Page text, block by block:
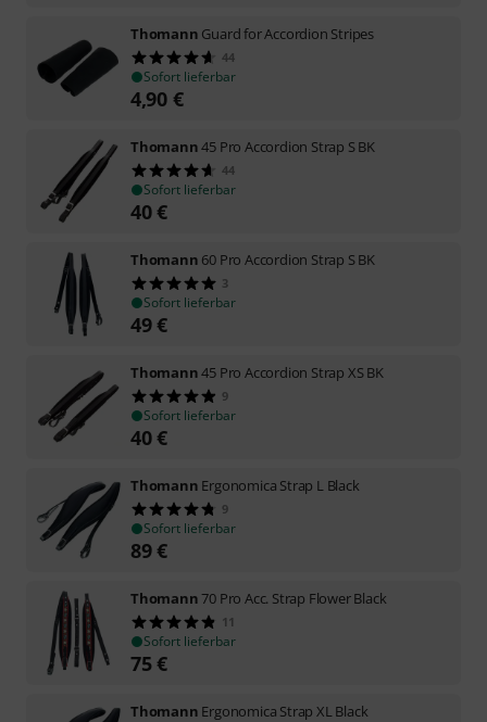
Thomann Guard for Accordion Stripes
44
Sofort lieferbar
4,90 €
Thomann45 Pro Accordion Strap S BK
44
Sofort lieferbar
40€
Thomann 60 Pro Accordion Strap S BK
3
Sofort lieferbar
49€
Thomann45 Pro Accordion Strap XS BK
9
Sofort lieferbar
40€
Thomann Ergonomica Strap L Black
9
Sofort lieferbar
89€
Thomann70 Pro Acc. Strap Flower Black
11
Sofort lieferbar
75€
Thomann Ergonomica Strap XL Black